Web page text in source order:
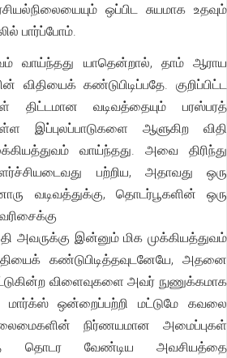
ஒப்பிட சுயமாக உதவும்
பார்ப்போம்.
வாய்ந்தது யாதென்றால், தாம் ஆராய
விதியைக் கண்டுபிடிப்பதே. குறிப்பிட்ட
திட்டமான வடிவத்தையும் பரஸ்பரத்
இப்புலப்பாடுகளை ஆளுகிற விதி
வாய்ந்தது. அவை திரிந்து
பற்றிய, அதாவது ஒரு
வடிவத்துக்கு, தொடர்பூகளின் ஒரு
அவருக்கு இன்னும் மிக முக்கியத்துவம்
கண்டுபிடித்தவுடனேயே, அதனை
விளைவுகளை அவர் நுணுக்கமாக
மார்க்ஸ் ஒன்றைப்பற்றி மட்டுமே கவலை
நிர்ணயமான அமைப்புகள்
தொடர வேண்டிய அவசியத்தை